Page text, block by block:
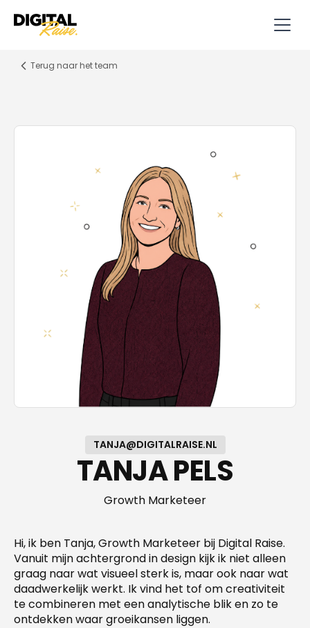
Terug naar het team
TANJA@DIGITALRAISE.NL
TANJA PELS
Growth Marketeer
Hi, ik ben Tanja, Growth Marketeer bij Digital Raise.
Vanuit mijn achtergrond in design kijk ik niet alleen
graag naar wat visueel sterk is, maar ook naar wat
daadwerkelijk werkt. Ik vind het tof om creativiteit
te combineren met een analytische blik en zo te
ontdekken waar groeikansen liggen.